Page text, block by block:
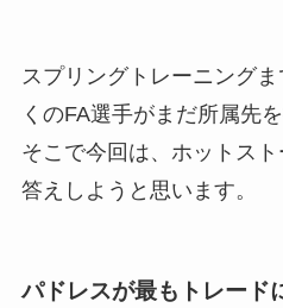
スプリングトレーニング
くのFA選手がまだ所属先
そこで今回は、ホットス
答えしようと思います。
パドレスが最もトレード